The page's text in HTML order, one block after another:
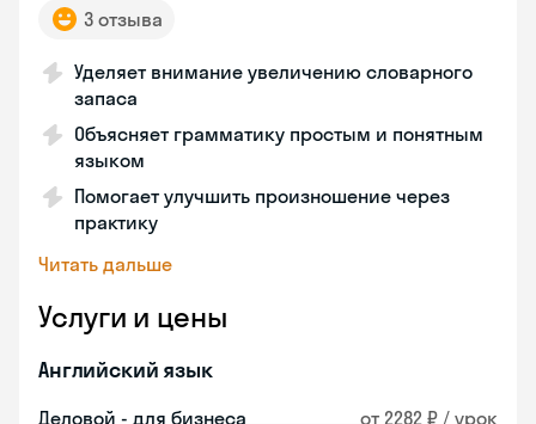
3 отзыва
Уделяет внимание увеличению словарного
запаса
Объясняет грамматику простым и понятным
языком
Помогает улучшить произношение через
практику
Читать дальше
Услуги и цены
Английский язык
Деловой - для бизнеса от 2282 ₽ / урок